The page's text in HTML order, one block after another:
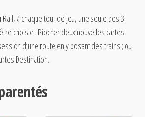
Rail, à chaque tour de jeu, une seule des 3
choisie : Piocher deux nouvelles cartes
d’une route en y posant des trains ; ou
Destination.